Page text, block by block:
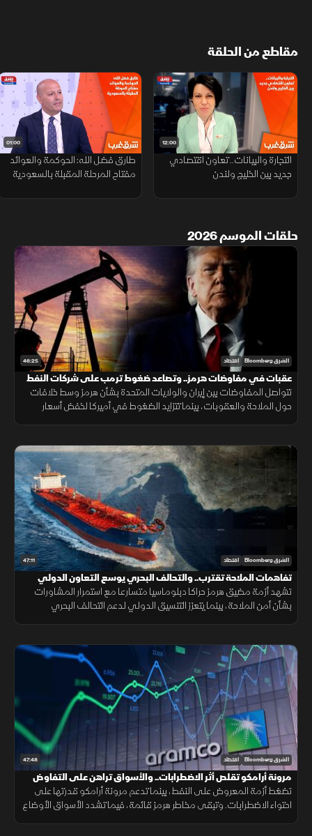
مقاطع من الحلقة
12:00
التجارة والبيانات.. تعاون اقتصادي
جديد بين الخليج ولندن
01:00
طارق فضل الله: الحوكمة والعوائد
مفتاح المرحلة المقبلة بالسعودية
حلقات الموسم 2026
46:25 الشرق Bloomberg اقتصاد
عقبات في مفاوضات هرمز.. وتصاعد ضغوط ترمب على شركات النفط
تتواصل المفاوضات بين إيران والولايات المتحدة بشأن هرمز وسط خلافات
حول الملاحة والعقوبات، بينما تتزايد الضغوط في أميركا لخفض أسعار
47:11 الشرق Bloomberg اقتصاد
تفاهمات الملاحة تقترب.. والتحالف البحري يوسع التعاون الدولي
تشهد أزمة مضيق هرمز حراكا دبلوماسيا متسارعا مع استمرار المشاورات
بشأن أمن الملاحة، بينما يتعزز التنسيق الدولي لدعم التحالف البحري
47:48 الشرق Bloomberg اقتصاد
مرونة أرامكو تقلص أثر الاضطرابات.. والأسواق تراهن على التفاوض
تضغط أزمة المعروض على النفط، بينما تدعم مرونة أرامكو قدرتها على
احتواء الاضطرابات. وتبقى مخاطر هرمز قائمة، فيما تشدد الأسواق الأوضاع